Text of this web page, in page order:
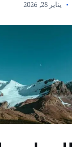
يناير 28, 2026